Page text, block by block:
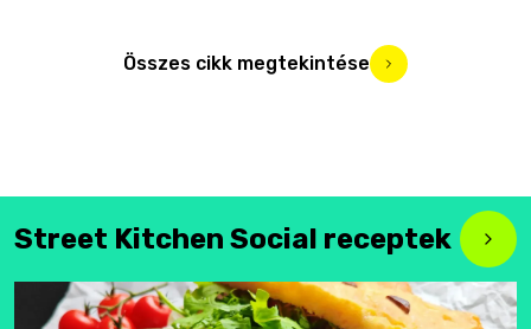
Összes cikk megtekintése
Street Kitchen Social receptek